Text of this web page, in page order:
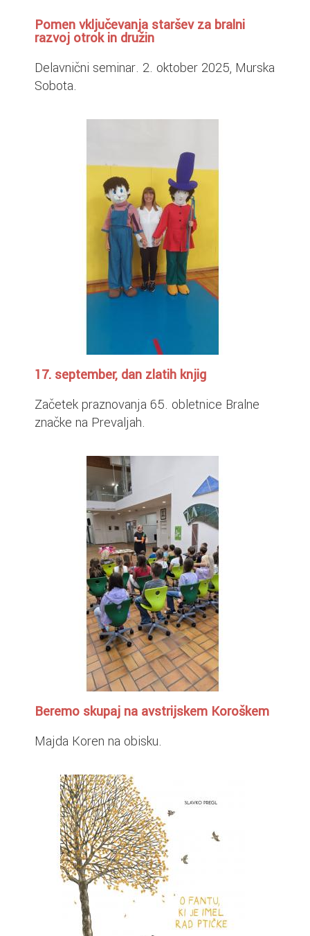
Pomen vključevanja staršev za bralni
razvoj otrok in družin
Delavnični seminar. 2. oktober 2025, Murska
Sobota.
17. september, dan zlatih knjig
Začetek praznovanja 65. obletnice Bralne
značke na Prevaljah.
Beremo skupaj na avstrijskem Koroškem
Majda Koren na obisku.